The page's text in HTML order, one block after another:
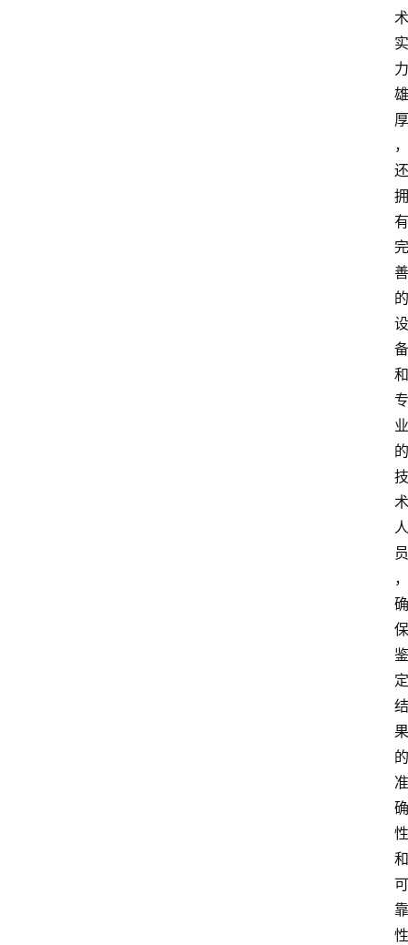
术
实
力
雄
厚
，
还
拥
有
完
善
的
设
备
和
专
业
的
技
术
人
员
，
确
保
鉴
定
结
果
的
准
确
性
和
可
靠
性